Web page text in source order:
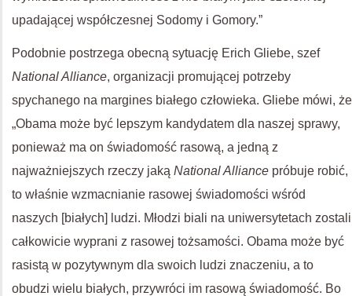
upadającej współczesnej Sodomy i Gomory.”
Podobnie postrzega obecną sytuację Erich Gliebe, szef
National Alliance, organizacji promującej potrzeby
spychanego na margines białego człowieka. Gliebe mówi, że
„Obama może być lepszym kandydatem dla naszej sprawy,
ponieważ ma on świadomość rasową, a jedną z
najważniejszych rzeczy jaką National Alliance próbuje robić,
to właśnie wzmacnianie rasowej świadomości wśród
naszych [białych] ludzi. Młodzi biali na uniwersytetach zostali
całkowicie wyprani z rasowej tożsamości. Obama może być
rasistą w pozytywnym dla swoich ludzi znaczeniu, a to
obudzi wielu białych, przywróci im rasową świadomość. Bo